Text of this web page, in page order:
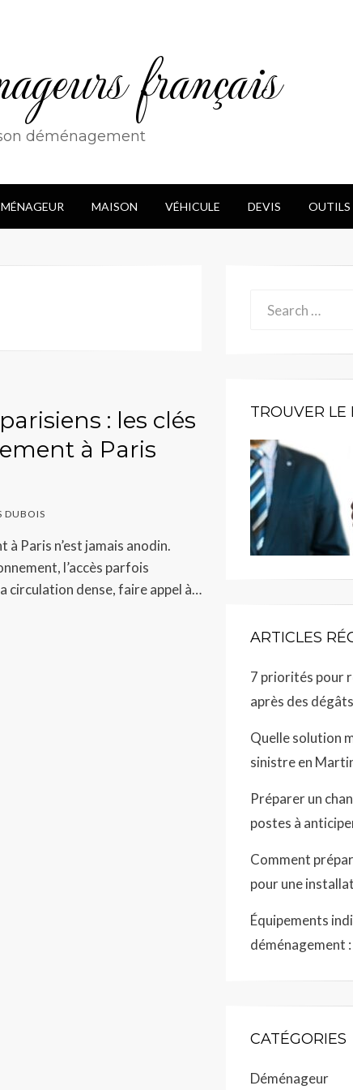
français
déménagement
MAISON VÉHICULE DEVIS OUTILS
: les clés
à Paris
DUBOIS
Paris n’est jamais anodin.
l’accès parfois
circulation dense, faire appel à…
TROUVER
ARTICLES
7 priorités pour
après des
Quelle solution
sinistre en
Préparer un
postes à
Comment
pour une
Équipements
déménagement
CATÉGORIES
Déménageur